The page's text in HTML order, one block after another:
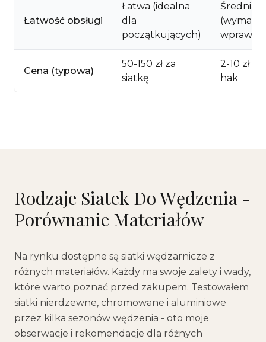
Łatwość obsługi
Łatwa (idealna
dla
początkujących)
Średnia
(wymaga
wprawy)
Cena (typowa)
50-150 zł za
siatkę
2-10 zł za
hak
Rodzaje Siatek Do Wędzenia -
Porównanie Materiałów
Na rynku dostępne są siatki wędzarnicze z
różnych materiałów. Każdy ma swoje zalety i wady,
które warto poznać przed zakupem. Testowałem
siatki nierdzewne, chromowane i aluminiowe
przez kilka sezonów wędzenia - oto moje
obserwacje i rekomendacje dla różnych